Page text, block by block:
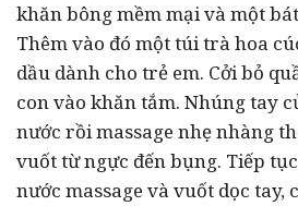
khăn bông mềm mại và một
Thêm vào đó một túi trà hoa
dầu dành cho trẻ em. Cởi bỏ
con vào khăn tắm. Nhúng tay
nước rồi massage nhẹ nhàng
vuốt từ ngực đến bụng. Tiếp
nước massage và vuốt dọc tay,